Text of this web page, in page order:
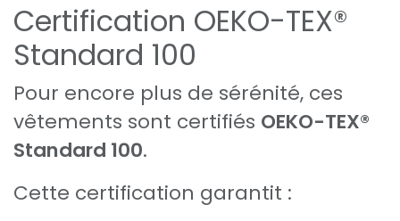
Certification OEKO-TEX®
Standard 100
Pour encore plus de sérénité, ces
vêtements sont certifiés OEKO-TEX®
Standard 100.
Cette certification garantit :